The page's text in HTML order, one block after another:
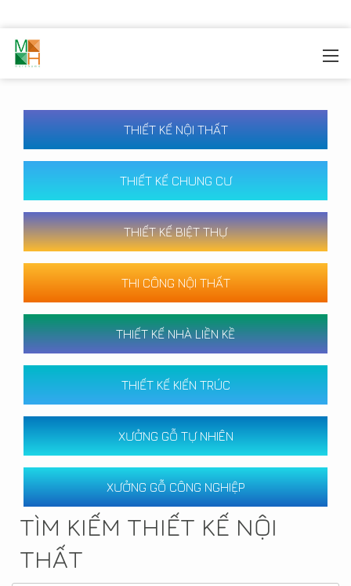
THIẾT KẾ NỘI THẤT
THIẾT KẾ CHUNG CƯ
THIẾT KẾ BIỆT THỰ
THI CÔNG NỘI THẤT
THIẾT KẾ NHÀ LIỀN KỀ
THIẾT KẾ KIẾN TRÚC
XƯỞNG GỖ TỰ NHIÊN
XƯỞNG GỖ CÔNG NGHIỆP
TÌM KIẾM THIẾT KẾ NỘI
THẤT